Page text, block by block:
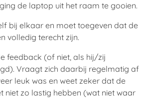
de laptop uit het raam te gooien.
bij elkaar en moet toegeven dat de
volledig terecht zijn.
feedback (of niet, als hij/zij
Vraagt zich daarbij regelmatig af
leuk was en weet zeker dat de
niet zo lastig hebben (wat niet waar